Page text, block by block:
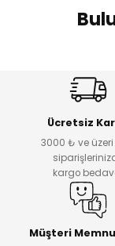
Yanları Drape Marka
Ücretsiz
3000 ₺ ve
kargo
Müşteri